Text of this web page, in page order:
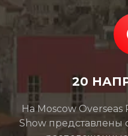
20
На Moscow
Show